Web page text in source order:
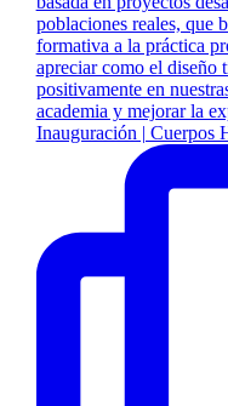
Inauguración | Cuerpos